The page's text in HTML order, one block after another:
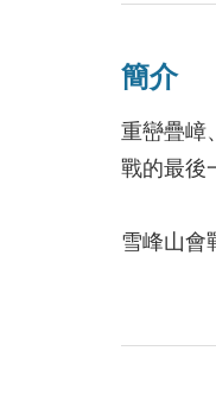
簡介
重巒疊嶂
戰的最後
雪峰山會
為「嗅
令在幾十